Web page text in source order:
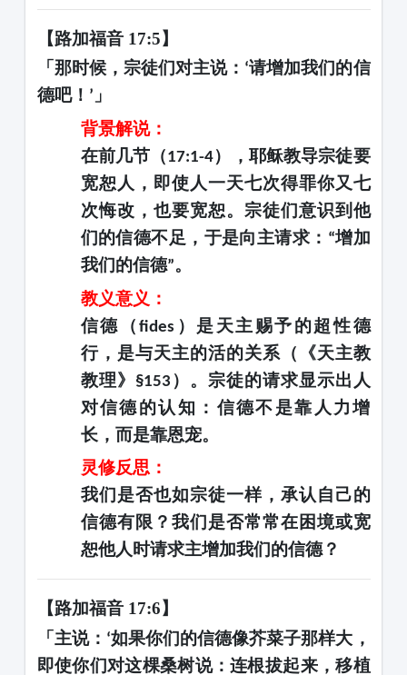
【路加福音 17:5】
「那时候，宗徒们对主说： ‘请增加我们的信
德吧！ ’ 」
背景解说：
在前几节（17:1-4），耶稣教导宗徒要
宽恕人，即使人一天七次得罪你又七
次悔改，也要宽恕。宗徒们意识到他
们的信德不足，于是向主请求： “增加
我们的信德”。
教义意义：
信德（fides ）是天主赐予的超性德
行，是与天主的活的关系（《天主教
教理》
§153 ）。宗徒的请求显示出人
对信德的认知：信德不是靠人力增
长，而是靠恩宠。
灵修反思：
我们是否也如宗徒一样，承认自己的
信德有限？我们是否常常在困境或宽
恕他人时请求主增加我们的信德？
【路加福音 17:6】
「主说： ‘如果你们的信德像芥菜子那样大，
即使你们对这棵桑树说：连根拔起来，移植